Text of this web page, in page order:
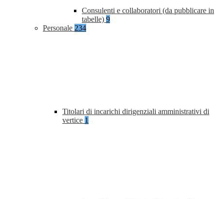
Consulenti e collaboratori (da pubblicare in
tabelle) 9
Personale 234
Titolari di incarichi dirigenziali amministrativi di
vertice 1